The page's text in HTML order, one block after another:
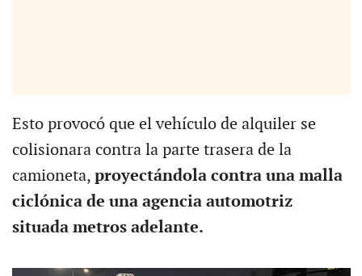
Esto provocó que el vehículo de alquiler se
colisionara contra la parte trasera de la
camioneta, proyectándola contra una malla
ciclónica de una agencia automotriz
situada metros adelante.